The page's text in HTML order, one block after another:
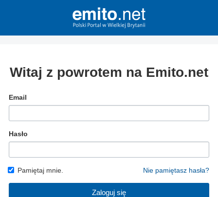
Witaj z powrotem na Emito.net
Email
Hasło
Pamiętaj mnie. Nie pamiętasz hasła?
Zaloguj się